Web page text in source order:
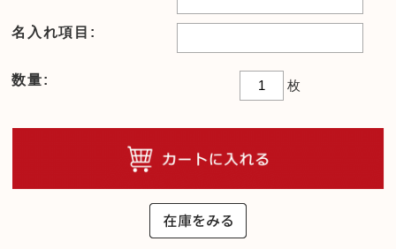
名入れ項目:
数量: 枚